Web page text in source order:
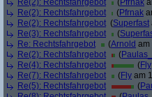
Re(2): Rechtsfahrgebot
(Pfrnak
Re(2): Rechtsfahrgebot
(Pfrnak
Re(2): Rechtsfahrgebot (Superfast
Re(3): Rechtsfahrgebot
(
Re: Rechtsfahrgebot
(Arnold am
Re(2): Rechtsfahrgebot
(
Re(4): Rechtsfahrgebot
(Fly
Re(7): Rechtsfahrgebot
(Fly am
Re(5): Rechtsfahrgebot
(